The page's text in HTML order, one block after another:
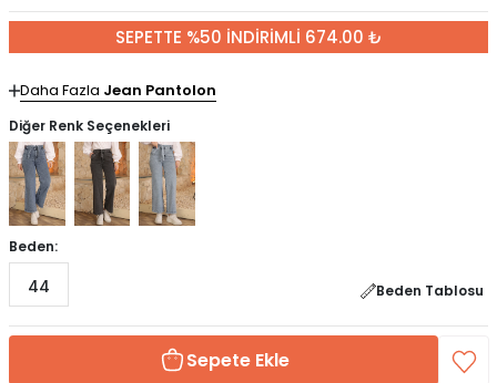
SEPETTE %50 İNDİRİMLİ 674.00 ₺
Daha Fazla Jean Pantolon
Diğer Renk Seçenekleri
Beden:
44 Beden Tablosu
Sepete Ekle